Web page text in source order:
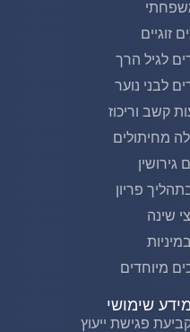
זוגיים
לגיל הרך
לבני נוער
קשב וריכוז
מחיתולים
פריון
שינה
מיוחדים
מידע שימושי
פגישת ייעוץ